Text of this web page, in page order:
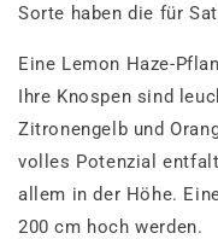
Sorte haben die für
Eine Lemon Haze-
Ihre Knospen sind
Zitronengelb und
volles Potenzial
allem in der Höhe.
200 cm hoch werden.